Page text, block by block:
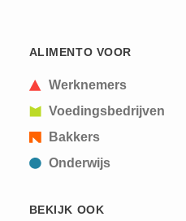
ALIMENTO VOOR
Werknemers
Voedingsbedrijven
Bakkers
Onderwijs
BEKIJK OOK